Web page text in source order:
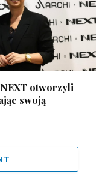
otworzyli
swoją